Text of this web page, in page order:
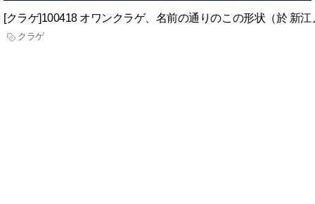
[クラゲ]100418 オワンクラゲ、名前の通りのこの形状（於 新
クラゲ